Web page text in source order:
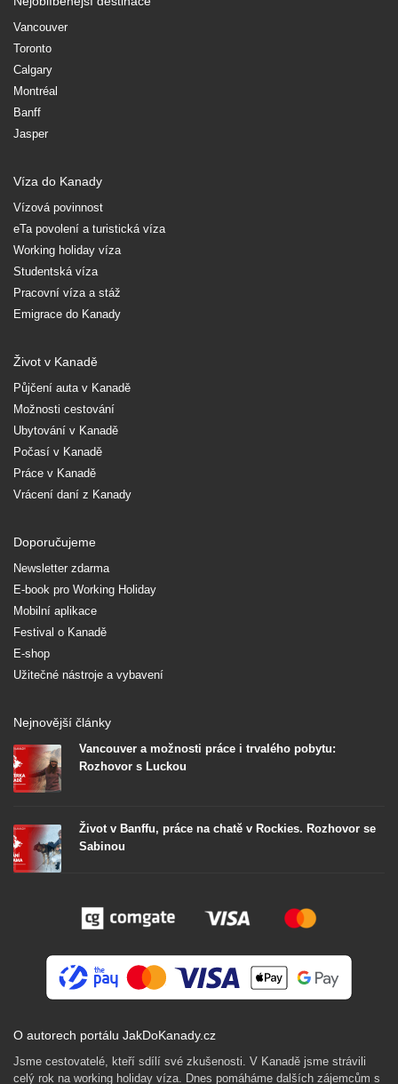
Vancouver
Toronto
Calgary
Montréal
Banff
Jasper
Víza do Kanady
Vízová povinnost
eTa povolení a turistická víza
Working holiday víza
Studentská víza
Pracovní víza a stáž
Emigrace do Kanady
Život v Kanadě
Půjčení auta v Kanadě
Možnosti cestování
Ubytování v Kanadě
Počasí v Kanadě
Práce v Kanadě
Vrácení daní z Kanady
Doporučujeme
Newsletter zdarma
E-book pro Working Holiday
Mobilní aplikace
Festival o Kanadě
E-shop
Užitečné nástroje a vybavení
Nejnovější články
Vancouver a možnosti práce i trvalého pobytu:
Rozhovor s Luckou
Život v Banffu, práce na chatě v Rockies. Rozhovor se
Sabinou
O autorech portálu JakDoKanady.cz
Jsme cestovatelé, kteří sdílí své zkušenosti. V Kanadě jsme strávili
celý rok na working holiday víza. Dnes pomáháme dalších zájemcům s